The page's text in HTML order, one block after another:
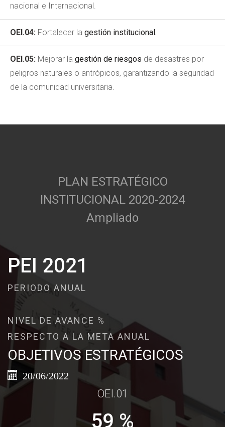
nacional e Internacional.
OEI.04: Fortalecer la gestión institucional.
OEI.05: Mejorar la gestión de riesgos de desastres por
peligros naturales o antrópicos, garantizando la seguridad
de la comunidad universitaria.
PLAN ESTRATÉGICO
INSTITUCIONAL 2020-2024
Ampliado
PEI 2021
PERIODO ANUAL
NIVEL DE AVANCE %
RESPECTO A LA META ANUAL
OBJETIVOS ESTRATÉGICOS
20/06/2022
OEI.01
100 %